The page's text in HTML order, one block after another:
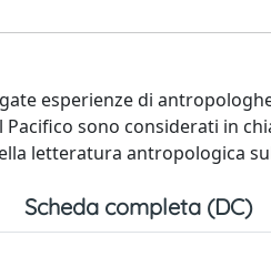
esperienze di
sono considerati in
letteratura antropologica
Scheda completa (DC)